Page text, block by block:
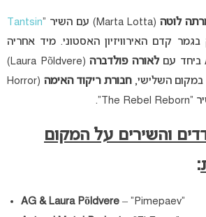
לוטה (Marta Lotta) עם השיר “
Tantsin
קדם האירוויזיון האסטוני. מיד אחריה
ביחד עםלאורה פולדברה
(Laura Põldvere)
חבורת ריקוד האימה
(Horror
והשירים על המקום
:
AG & Laura Põldvere – “Pimepaev”